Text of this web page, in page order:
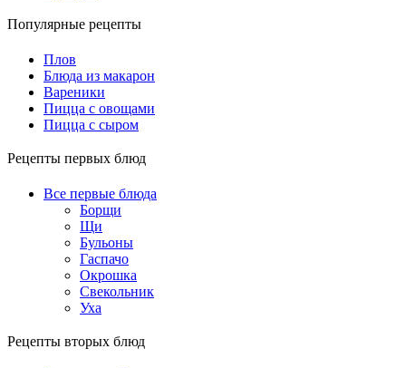
Популярные рецепты
Плов
Блюда из макарон
Вареники
Пицца с овощами
Пицца с сыром
Рецепты первых блюд
Все первые блюда
Борщи
Щи
Бульоны
Гаспачо
Окрошка
Свекольник
Уха
Рецепты вторых блюд